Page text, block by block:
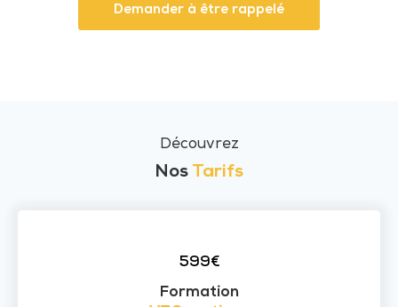
Demander à être rappelé
Découvrez
Nos Tarifs
599€
Formation